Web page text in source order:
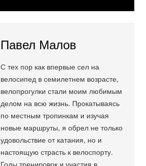
Павел Малов
С тех пор как впервые сел на
велосипед в семилетнем возрасте,
велопрогулки стали моим любимым
делом на всю жизнь. Прокатываясь
по местным тропинкам и изучая
новые маршруты, я обрел не только
удовольствие от катания, но и
настоящую страсть к велоспорту.